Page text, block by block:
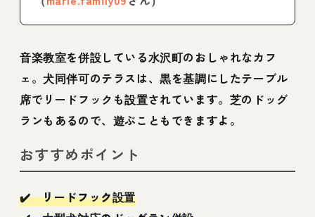
音楽教室を併設している水沢町のおしゃれなカフ
ェ。犬同伴可のテラスは、黒を基調にしたテーブル
席でリードフックも設置されています。芝のドッグ
ランもあるので、遊ぶこともできますよ。
おすすめポイント
✔️ リードフック設置